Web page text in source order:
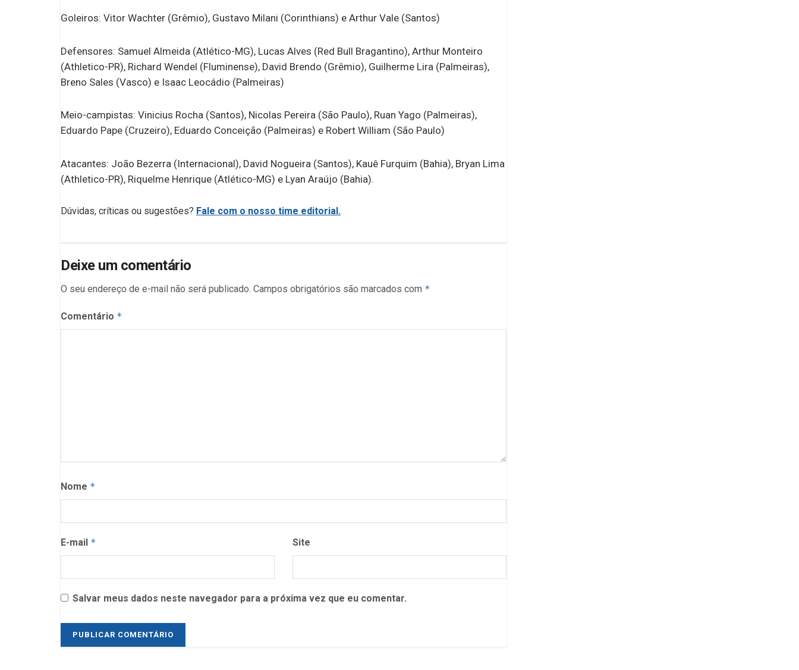
Goleiros: Vitor Wachter (Grêmio), Gustavo Milani (Corinthians) e Arthur Vale (Santos)
Defensores: Samuel Almeida (Atlético-MG), Lucas Alves (Red Bull Bragantino), Arthur Monteiro
(Athletico-PR), Richard Wendel (Fluminense), David Brendo (Grêmio), Guilherme Lira (Palmeiras),
Breno Sales (Vasco) e Isaac Leocádio (Palmeiras)
Meio-campistas: Vinicius Rocha (Santos), Nicolas Pereira (São Paulo), Ruan Yago (Palmeiras),
Eduardo Pape (Cruzeiro), Eduardo Conceição (Palmeiras) e Robert William (São Paulo)
Atacantes: João Bezerra (Internacional), David Nogueira (Santos), Kauê Furquim (Bahia), Bryan Lima
(Athletico-PR), Riquelme Henrique (Atlético-MG) e Lyan Araújo (Bahia).
Dúvidas, críticas ou sugestões? Fale com o nosso time editorial.
Deixe um comentário
O seu endereço de e-mail não será publicado. Campos obrigatórios são marcados com *
Comentário *
Nome *
E-mail * Site
Salvar meus dados neste navegador para a próxima vez que eu comentar.